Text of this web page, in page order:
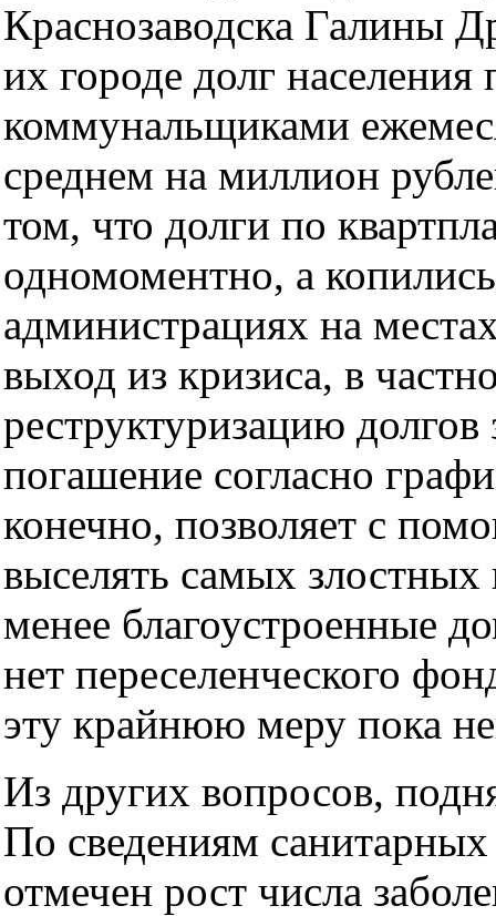
Краснозаводска Галины
их городе долг населения
коммунальщиками
среднем на миллион
том, что долги по
одномоментно, а
администрациях на
выход из кризиса, в
реструктуризацию долгов
погашение согласно
конечно, позволяет с
выселять самых злостных
менее благоустроенные
нет переселенческого
эту крайнюю меру пока
Из других вопросов,
По сведениям
отмечен рост числа